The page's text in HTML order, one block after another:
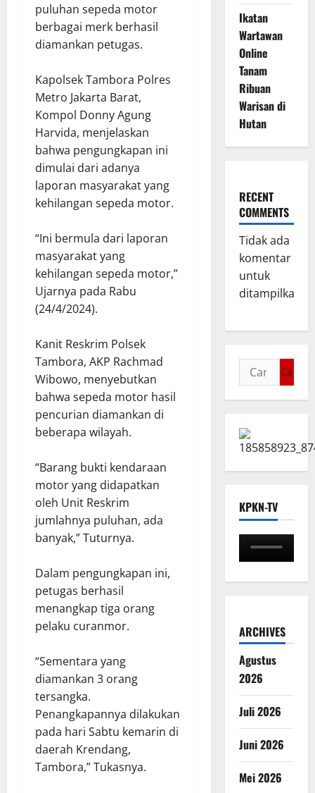
puluhan sepeda motor
berbagai merk berhasil
diamankan petugas.
Kapolsek Tambora Polres
Metro Jakarta Barat,
Kompol Donny Agung
Harvida, menjelaskan
bahwa pengungkapan ini
dimulai dari adanya
laporan masyarakat yang
kehilangan sepeda motor.
“Ini bermula dari laporan
masyarakat yang
kehilangan sepeda motor,”
Ujarnya pada Rabu
(24/4/2024).
Kanit Reskrim Polsek
Tambora, AKP Rachmad
Wibowo, menyebutkan
bahwa sepeda motor hasil
pencurian diamankan di
beberapa wilayah.
“Barang bukti kendaraan
motor yang didapatkan
oleh Unit Reskrim
jumlahnya puluhan, ada
banyak,” Tuturnya.
Dalam pengungkapan ini,
petugas berhasil
menangkap tiga orang
pelaku curanmor.
“Sementara yang
diamankan 3 orang
tersangka.
Penangkapannya dilakukan
pada hari Sabtu kemarin di
daerah Krendang,
Tambora,” Tukasnya.
Ikatan
Wartawan
Online
Tanam
Ribuan
Warisan di
Hutan
RECENT
COMMENTS
Tidak ada
komentar
untuk
ditampilkan.
KPKN-TV
ARCHIVES
Agustus
2026
Juli 2026
Juni 2026
Mei 2026